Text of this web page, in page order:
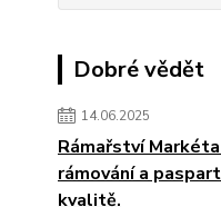
Dobré vědět
14.06.2025
Rámařství
rámování a
kvalitě.